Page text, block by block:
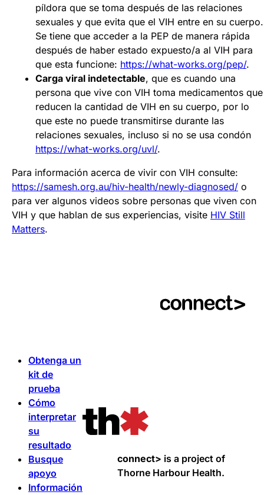
píldora que se toma después de las relaciones
sexuales y que evita que el VIH entre en su cuerpo.
Se tiene que acceder a la PEP de manera rápida
después de haber estado expuesto/a al VIH para
que esta funcione: https://what-works.org/pep/.
Carga viral indetectable, que es cuando una
persona que vive con VIH toma medicamentos que
reducen la cantidad de VIH en su cuerpo, por lo
que este no puede transmitirse durante las
relaciones sexuales, incluso si no se usa condón
https://what-works.org/uvl/.
Para información acerca de vivir con VIH consulte:
https://samesh.org.au/hiv-health/newly-diagnosed/ o
para ver algunos videos sobre personas que viven con
VIH y que hablan de sus experiencias, visite HIV Still
Matters.
Obtenga un
kit de
prueba
Cómo
interpretar
su
resultado
Busque
apoyo
Información
connect> is a project of
Thorne Harbour Health.